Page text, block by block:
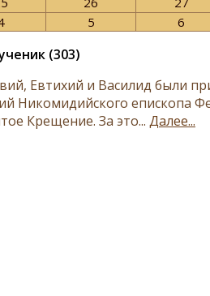
5 6
(303)
Евтихий и Василид
Никомидийского епископа
Крещение. За это... Далее...